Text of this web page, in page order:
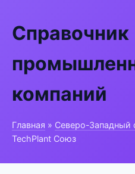
Справочник
компаний
Главная » Северо-Западный
TechPlant Союз